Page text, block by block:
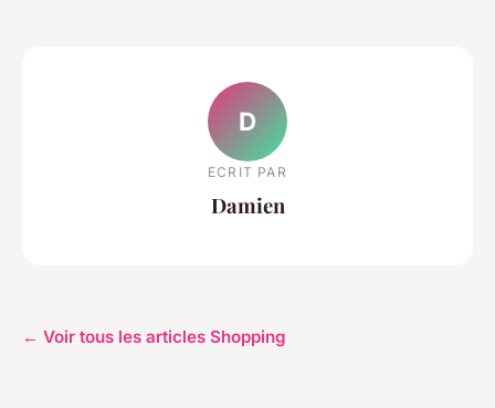
D
ECRIT PAR
Damien
← Voir tous les articles Shopping